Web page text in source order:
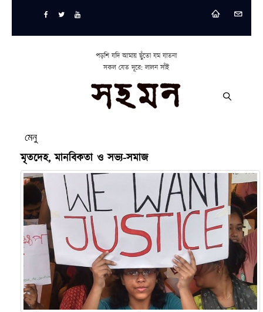
পড়শি যদি আমায় ছুঁতো যম যাতনা
সকল যেত দূরে: লালন সাঁই
মেনু
মৃতদেহ, মানবিকতা ও সভ্য-সমাজ